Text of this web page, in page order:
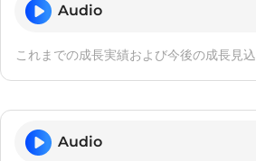
Audio
これまでの成長実績および今後の成長見込
Audio